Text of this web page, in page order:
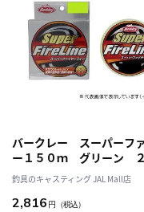
バークレー スーパーフ
ー１５０ｍ グリーン
号 ３０ｌｂ
釣具のキャスティング JAL Mall店
2,816 円 （税込）